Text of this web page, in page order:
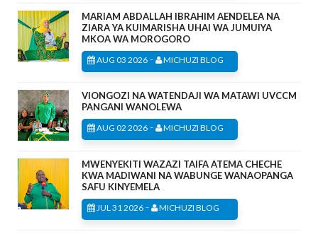
MARIAM ABDALLAH IBRAHIM AENDELEA NA
ZIARA YA KUIMARISHA UHAI WA JUMUIYA
MKOA WA MOROGORO
AUG 03 2026 - MICHUZI BLOG
VIONGOZI NA WATENDAJI WA MATAWI UVCCM
PANGANI WANOLEWA
AUG 02 2026 - MICHUZI BLOG
MWENYEKITI WAZAZI TAIFA ATEMA CHECHE
KWA MADIWANI NA WABUNGE WANAOPANGA
SAFU KINYEMELA
JUL 31 2026 - MICHUZI BLOG